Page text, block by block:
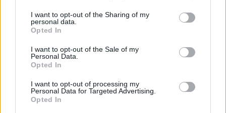
I want to opt-out of the Sharing of my
personal data.
Opted In
I want to opt-out of the Sale of my
Personal Data.
Opted In
I want to opt-out of processing my
Personal Data for Targeted Advertising.
Opted In
pour toutes les améliorations qu’ils ont apportées à sa santé. Harding-
Jones pesait 210 kilos et a réussi à perdre 70 kilos en un an, grâce à
son alimentation à base de jus frais de légumes.
C’est le documentaire mondialement connu « Fat, Sick and Nearly
Dead » (Gros, Malade et Presque Mort) et son diagnostic d’insuffisance